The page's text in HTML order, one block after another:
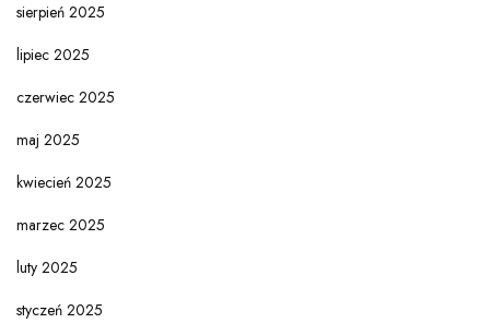
sierpień 2025
lipiec 2025
czerwiec 2025
maj 2025
kwiecień 2025
marzec 2025
luty 2025
styczeń 2025